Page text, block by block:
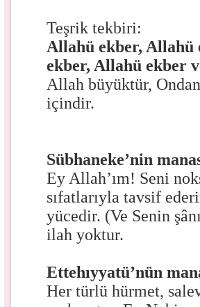
Teşrik tekbiri:
Allahü ekber,
ekber, Allahü ekber
Allah büyüktür,
içindir.
Sübhaneke’nin
Ey Allah’ım! Seni
sıfatlarıyla tavsif
yücedir. (Ve Senin
ilah yoktur.
Ettehıyyatü’nün
Her türlü hürmet,